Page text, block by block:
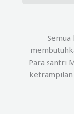
Para santri
ketrampilan